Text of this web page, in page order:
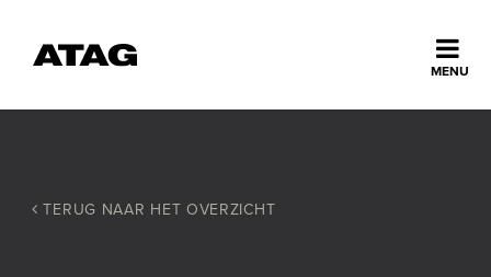
MENU
TERUG NAAR HET OVERZICHT